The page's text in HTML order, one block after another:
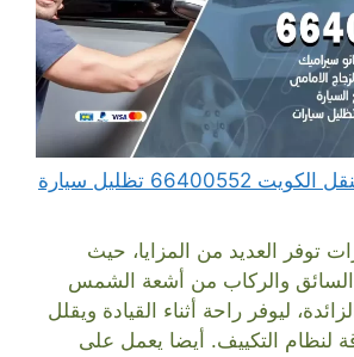
تظليل سيارات متنقل الكويت 66400552 تظليل سيارة
توفر العديد من المزايا، حيث
والركاب من أشعة الشمس
ليوفر راحة أثناء القيادة ويقلل
لنظام التكييف. أيضا يعمل على